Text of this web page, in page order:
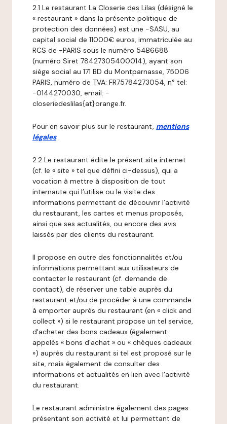
2.1 Le restaurant La Closerie des Lilas (désigné le
« restaurant » dans la présente politique de
protection des données) est une -SASU, au
capital social de 11000€ euros, immatriculée au
RCS de -PARIS sous le numéro 54B6688
(numéro Siret 78427305400014), ayant son
siège social au 171 BD du Montparnasse, 75006
PARIS, numéro de TVA: FR75784273054, n° tel:
-0144270030, email: -
closeriedeslilas{at}orange.fr.
Pour en savoir plus sur le restaurant, mentions
légales .
2.2 Le restaurant édite le présent site internet
(cf. le « site » tel que défini ci-dessus), qui a
vocation à mettre à disposition de tout
internaute qui l’utilise ou le visite des
informations permettant de découvrir l’activité
du restaurant, les cartes et menus proposés,
ainsi que ses actualités, ou encore des avis
laissés par des clients du restaurant.
Il propose en outre des fonctionnalités et/ou
informations permettant aux utilisateurs de
contacter le restaurant (cf. demande de
contact), de réserver une table auprès du
restaurant et/ou de procéder à une commande
à emporter auprès du restaurant (en « click and
collect ») si le restaurant propose un tel service,
d'acheter des bons cadeaux (également
appelés « bons d'achat » ou « chèques cadeaux
») auprès du restaurant si tel est proposé sur le
site, mais également de consulter des
informations et actualités en lien avec l'activité
du restaurant.
Le restaurant administre également des pages
présentant son activité et lui permettant de